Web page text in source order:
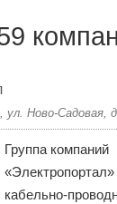
ул. Ново-Садовая,
Группа компаний
«Электропортал»
кабельно-